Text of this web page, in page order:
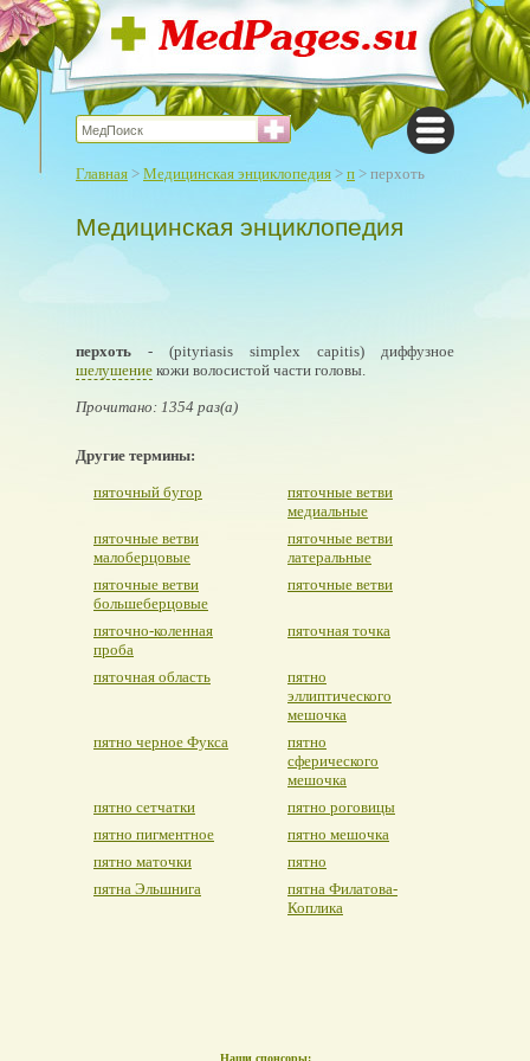
Главная > Медицинская энциклопедия > п > перхоть
Медицинская энциклопедия
перхоть - (pityriasis simplex capitis) диффузное
шелушение кожи волосистой части головы.
Прочитано: 1354 раз(а)
Другие термины:
пяточный бугор
пяточные ветви
медиальные
пяточные ветви
малоберцовые
пяточные ветви
латеральные
пяточные ветви
большеберцовые
пяточные ветви
пяточно-коленная
проба
пяточная точка
пяточная область
пятно
эллиптического
мешочка
пятно черное Фукса
пятно
сферического
мешочка
пятно сетчатки
пятно роговицы
пятно пигментное
пятно мешочка
пятно маточки
пятно
пятна Эльшнига
пятна Филатова-
Коплика
Наши спонсоры: